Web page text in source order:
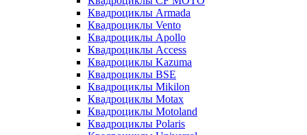
Квадроциклы Armada
Квадроциклы Vento
Квадроциклы Apollo
Квадроциклы Access
Квадроциклы Kazuma
Квадроциклы BSE
Квадроциклы Mikilon
Квадроциклы Motax
Квадроциклы Motoland
Квадроциклы Polaris